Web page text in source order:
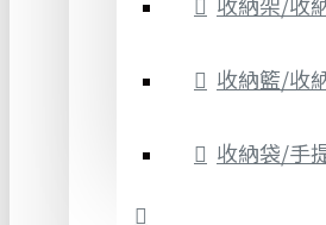
收納籃/收
收納袋/手